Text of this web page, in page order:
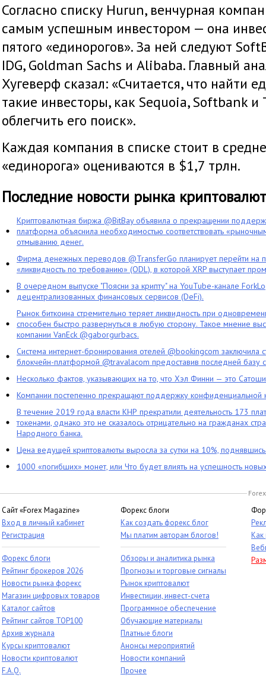
Согласно списку Hurun, венчурная
самым успешным инвестором — она
пятого «единорогов». За ней следуют
IDG, Goldman Sachs и Alibaba. Главный
Хугеверф сказал: «Считается, что найти
такие инвесторы, как Sequoia, Softbank и
облегчить его поиск».
Каждая компания в списке стоит в
«единорога» оцениваются в $1,7 трлн.
Последние новости рынка криптовалют
Криптовалютная биржа @BitBay объявила о прекращении
платформа объяснила необходимостью соответствовать
отмыванию денег.
Фирма денежных переводов @TransferGo планирует перейти на
«ликвидность по требованию» (ODL), в которой XRP выступает
В очередном выпуске "Поясни за крипту" на YouTube-канале
децентрализованных финансовых сервисов (DeFi).
Рынок биткоина стремительно теряет ликвидность при
способен быстро развернуться в любую сторону. Такое мнение
компании VanEck @gaborgurbacs.
Система интернет-бронирования отелей @bookingcom заключила
блокчейн-платформой @travalacom предоставив последней базу
Несколько фактов, указывающих на то, что Хэл Финни — это
Компании постепенно прекращают поддержку конфиденциальной
В течение 2019 года власти КНР прекратили деятельность 173
токенами, однако это не сказалось отрицательно на гражданах
Народного банка.
Цена ведущей криптовалюты выросла за сутки на 10%,
1000 «погибших» монет, или Что будет влиять на успешность
Сайт «Forex Magazine»
Вход в личный кабинет
Регистрация
Форекс блоги
Рейтинг брокеров 2026
Новости рынка форекс
Магазин цифровых товаров
Каталог сайтов
Рейтинг сайтов TOP100
Архив журнала
Курсы криптовалют
Новости криптовалют
F.A.Q.
Форекс блоги
Как создать форекс блог
Мы платим авторам блогов!
Обзоры и аналитика рынка
Прогнозы и торговые сигналы
Рынок криптовалют
Инвестиции, инвест-счета
Программное обеспечение
Обучающие материалы
Платные блоги
Анонсы мероприятий
Новости компаний
Прочее
Как